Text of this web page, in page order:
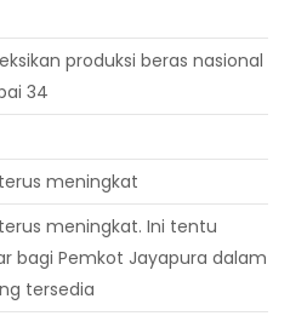
produksi beras nasional
34
meningkat
meningkat. Ini tentu
bagi Pemkot Jayapura dalam
tersedia